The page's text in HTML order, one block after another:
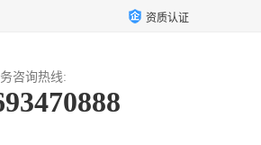
资质认证
咨询热线: